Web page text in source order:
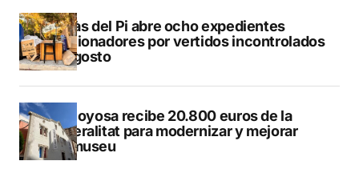
L’Alfàs del Pi abre ocho expedientes
sancionadores por vertidos incontrolados
en agosto
Villajoyosa recibe 20.800 euros de la
Generalitat para modernizar y mejorar
Vilamuseu